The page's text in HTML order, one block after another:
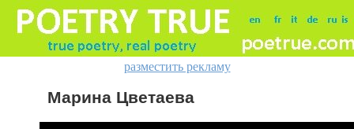
разместить рекламу
Марина Цветаева